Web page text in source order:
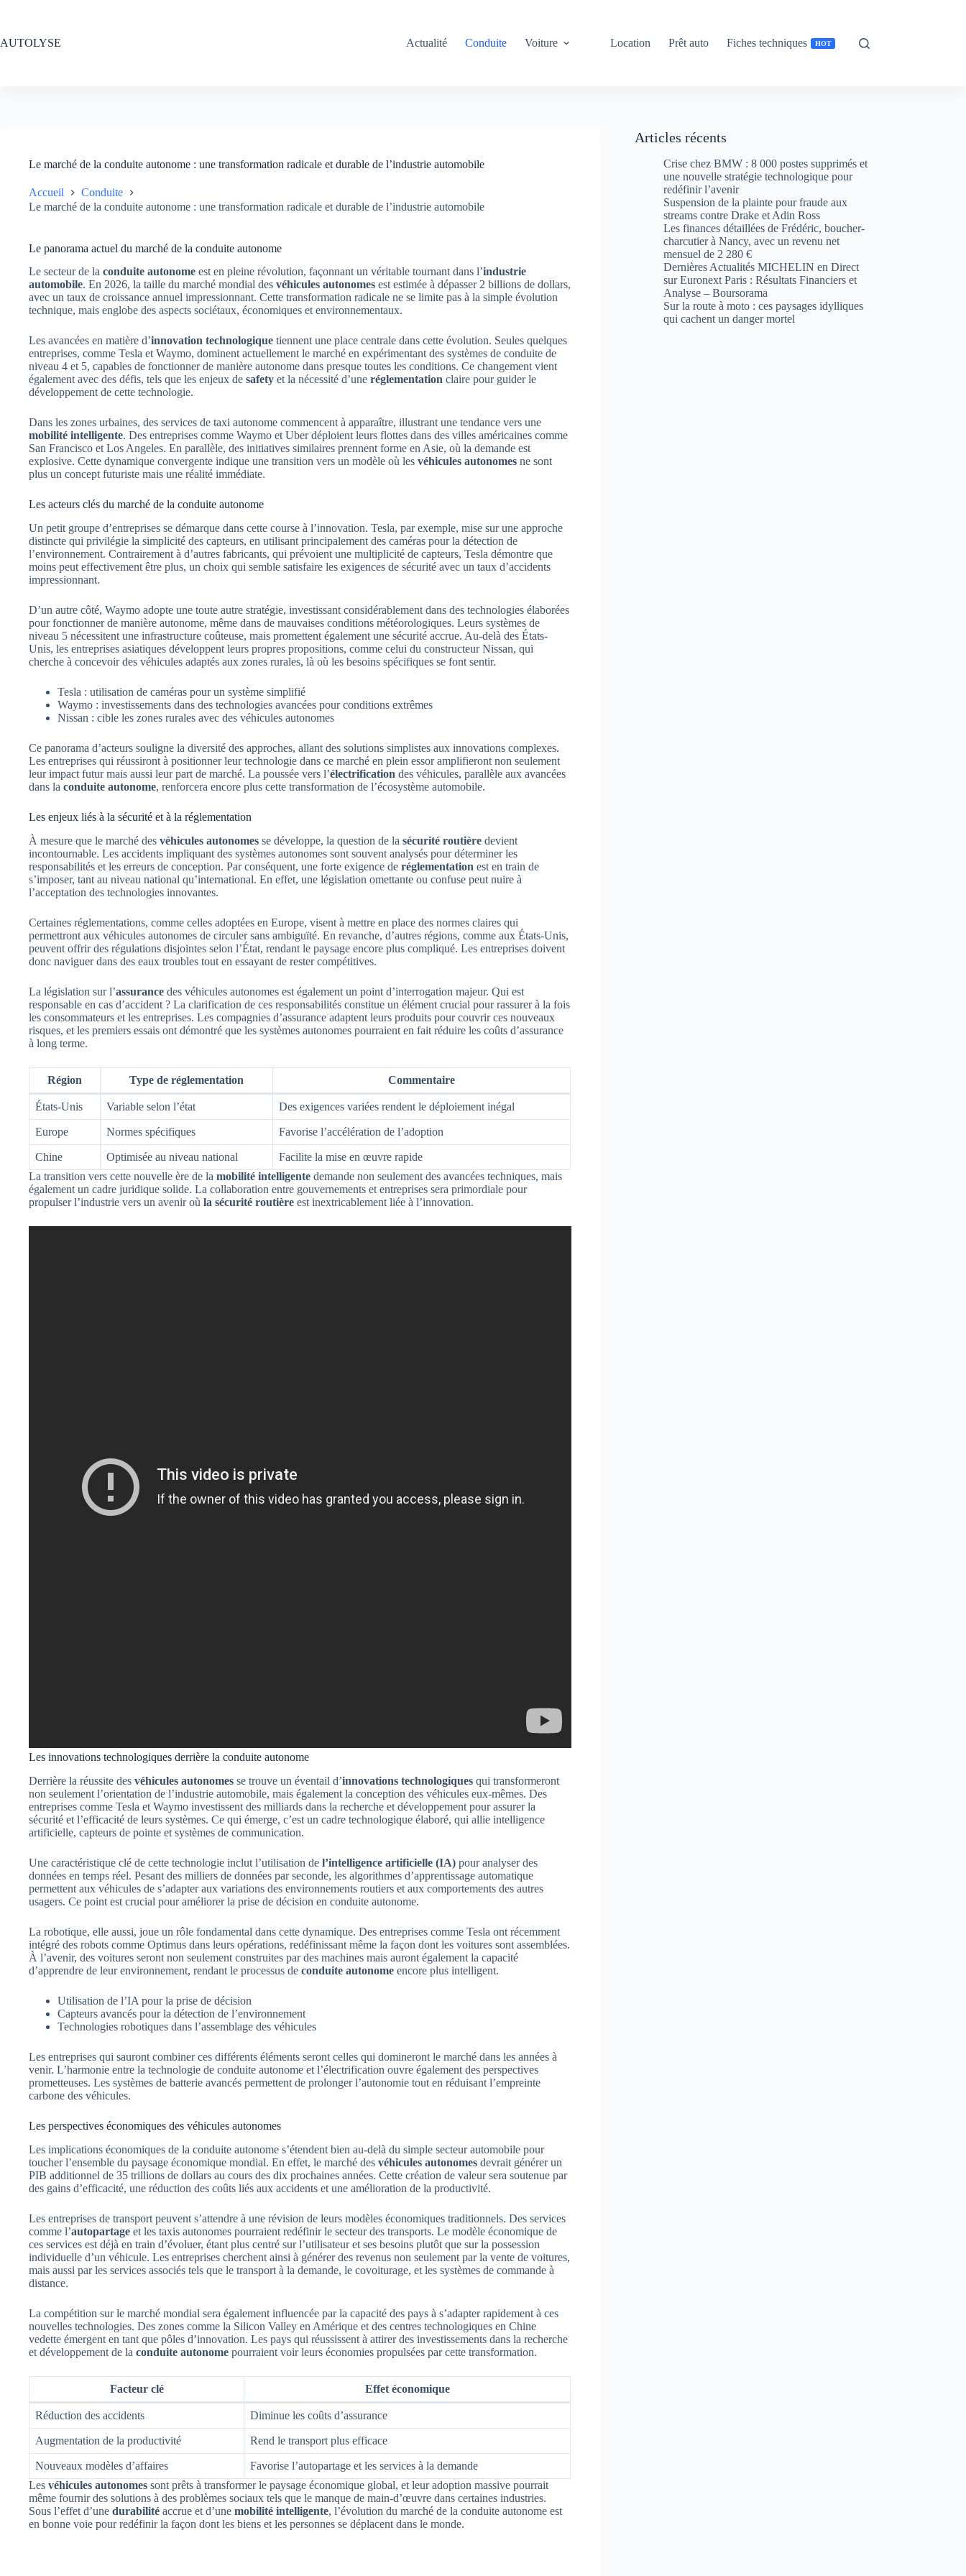
AUTOLYSE
Actualité Conduite Voiture Location Prêt auto Fiches techniques HOT
Le marché de la conduite autonome : une transformation radicale et durable de l’industrie automobile
Accueil
Conduite
Le marché de la conduite autonome : une transformation radicale et durable de l’industrie automobile
Le panorama actuel du marché de la conduite autonome
Le secteur de la conduite autonome est en pleine révolution, façonnant un véritable tournant dans l’industrie
automobile. En 2026, la taille du marché mondial des véhicules autonomes est estimée à dépasser 2 billions de dollars,
avec un taux de croissance annuel impressionnant. Cette transformation radicale ne se limite pas à la simple évolution
technique, mais englobe des aspects sociétaux, économiques et environnementaux.
Les avancées en matière d’innovation technologique tiennent une place centrale dans cette évolution. Seules quelques
entreprises, comme Tesla et Waymo, dominent actuellement le marché en expérimentant des systèmes de conduite de
niveau 4 et 5, capables de fonctionner de manière autonome dans presque toutes les conditions. Ce changement vient
également avec des défis, tels que les enjeux de safety et la nécessité d’une réglementation claire pour guider le
développement de cette technologie.
Dans les zones urbaines, des services de taxi autonome commencent à apparaître, illustrant une tendance vers une
mobilité intelligente. Des entreprises comme Waymo et Uber déploient leurs flottes dans des villes américaines comme
San Francisco et Los Angeles. En parallèle, des initiatives similaires prennent forme en Asie, où la demande est
explosive. Cette dynamique convergente indique une transition vers un modèle où les véhicules autonomes ne sont
plus un concept futuriste mais une réalité immédiate.
Les acteurs clés du marché de la conduite autonome
Un petit groupe d’entreprises se démarque dans cette course à l’innovation. Tesla, par exemple, mise sur une approche
distincte qui privilégie la simplicité des capteurs, en utilisant principalement des caméras pour la détection de
l’environnement. Contrairement à d’autres fabricants, qui prévoient une multiplicité de capteurs, Tesla démontre que
moins peut effectivement être plus, un choix qui semble satisfaire les exigences de sécurité avec un taux d’accidents
impressionnant.
D’un autre côté, Waymo adopte une toute autre stratégie, investissant considérablement dans des technologies élaborées
pour fonctionner de manière autonome, même dans de mauvaises conditions météorologiques. Leurs systèmes de
niveau 5 nécessitent une infrastructure coûteuse, mais promettent également une sécurité accrue. Au-delà des États-
Unis, les entreprises asiatiques développent leurs propres propositions, comme celui du constructeur Nissan, qui
cherche à concevoir des véhicules adaptés aux zones rurales, là où les besoins spécifiques se font sentir.
Tesla : utilisation de caméras pour un système simplifié
Waymo : investissements dans des technologies avancées pour conditions extrêmes
Nissan : cible les zones rurales avec des véhicules autonomes
Ce panorama d’acteurs souligne la diversité des approches, allant des solutions simplistes aux innovations complexes.
Les entreprises qui réussiront à positionner leur technologie dans ce marché en plein essor amplifieront non seulement
leur impact futur mais aussi leur part de marché. La poussée vers l’électrification des véhicules, parallèle aux avancées
dans la conduite autonome, renforcera encore plus cette transformation de l’écosystème automobile.
Les enjeux liés à la sécurité et à la réglementation
À mesure que le marché des véhicules autonomes se développe, la question de la sécurité routière devient
incontournable. Les accidents impliquant des systèmes autonomes sont souvent analysés pour déterminer les
responsabilités et les erreurs de conception. Par conséquent, une forte exigence de réglementation est en train de
s’imposer, tant au niveau national qu’international. En effet, une législation omettante ou confuse peut nuire à
l’acceptation des technologies innovantes.
Certaines réglementations, comme celles adoptées en Europe, visent à mettre en place des normes claires qui
permettront aux véhicules autonomes de circuler sans ambiguïté. En revanche, d’autres régions, comme aux États-Unis,
peuvent offrir des régulations disjointes selon l’État, rendant le paysage encore plus compliqué. Les entreprises doivent
donc naviguer dans des eaux troubles tout en essayant de rester compétitives.
La législation sur l’assurance des véhicules autonomes est également un point d’interrogation majeur. Qui est
responsable en cas d’accident ? La clarification de ces responsabilités constitue un élément crucial pour rassurer à la fois
les consommateurs et les entreprises. Les compagnies d’assurance adaptent leurs produits pour couvrir ces nouveaux
risques, et les premiers essais ont démontré que les systèmes autonomes pourraient en fait réduire les coûts d’assurance
à long terme.
Région Type de réglementation Commentaire
États-Unis Variable selon l’état Des exigences variées rendent le déploiement inégal
Europe Normes spécifiques Favorise l’accélération de l’adoption
Chine Optimisée au niveau national
Facilite la mise en œuvre rapide
La transition vers cette nouvelle ère de la mobilité intelligente demande non seulement des avancées techniques, mais
également un cadre juridique solide. La collaboration entre gouvernements et entreprises sera primordiale pour
propulser l’industrie vers un avenir où la sécurité routière est inextricablement liée à l’innovation.
Les innovations technologiques derrière la conduite autonome
Derrière la réussite des véhicules autonomes se trouve un éventail d’innovations technologiques qui transformeront
non seulement l’orientation de l’industrie automobile, mais également la conception des véhicules eux-mêmes. Des
entreprises comme Tesla et Waymo investissent des milliards dans la recherche et développement pour assurer la
sécurité et l’efficacité de leurs systèmes. Ce qui émerge, c’est un cadre technologique élaboré, qui allie intelligence
artificielle, capteurs de pointe et systèmes de communication.
Une caractéristique clé de cette technologie inclut l’utilisation de l’intelligence artificielle (IA) pour analyser des
données en temps réel. Pesant des milliers de données par seconde, les algorithmes d’apprentissage automatique
permettent aux véhicules de s’adapter aux variations des environnements routiers et aux comportements des autres
usagers. Ce point est crucial pour améliorer la prise de décision en conduite autonome.
La robotique, elle aussi, joue un rôle fondamental dans cette dynamique. Des entreprises comme Tesla ont récemment
intégré des robots comme Optimus dans leurs opérations, redéfinissant même la façon dont les voitures sont assemblées.
À l’avenir, des voitures seront non seulement construites par des machines mais auront également la capacité
d’apprendre de leur environnement, rendant le processus de conduite autonome encore plus intelligent.
Utilisation de l’IA pour la prise de décision
Capteurs avancés pour la détection de l’environnement
Technologies robotiques dans l’assemblage des véhicules
Les entreprises qui sauront combiner ces différents éléments seront celles qui domineront le marché dans les années à
venir. L’harmonie entre la technologie de conduite autonome et l’électrification ouvre également des perspectives
prometteuses. Les systèmes de batterie avancés permettent de prolonger l’autonomie tout en réduisant l’empreinte
carbone des véhicules.
Les perspectives économiques des véhicules autonomes
Les implications économiques de la conduite autonome s’étendent bien au-delà du simple secteur automobile pour
toucher l’ensemble du paysage économique mondial. En effet, le marché des véhicules autonomes devrait générer un
PIB additionnel de 35 trillions de dollars au cours des dix prochaines années. Cette création de valeur sera soutenue par
des gains d’efficacité, une réduction des coûts liés aux accidents et une amélioration de la productivité.
Les entreprises de transport peuvent s’attendre à une révision de leurs modèles économiques traditionnels. Des services
comme l’autopartage et les taxis autonomes pourraient redéfinir le secteur des transports. Le modèle économique de
ces services est déjà en train d’évoluer, étant plus centré sur l’utilisateur et ses besoins plutôt que sur la possession
individuelle d’un véhicule. Les entreprises cherchent ainsi à générer des revenus non seulement par la vente de voitures,
mais aussi par les services associés tels que le transport à la demande, le covoiturage, et les systèmes de commande à
distance.
La compétition sur le marché mondial sera également influencée par la capacité des pays à s’adapter rapidement à ces
nouvelles technologies. Des zones comme la Silicon Valley en Amérique et des centres technologiques en Chine
vedette émergent en tant que pôles d’innovation. Les pays qui réussissent à attirer des investissements dans la recherche
et développement de la conduite autonome pourraient voir leurs économies propulsées par cette transformation.
Facteur clé Effet économique
Réduction des accidents Diminue les coûts d’assurance
Augmentation de la productivité Rend le transport plus efficace
Nouveaux modèles d’affaires
Favorise l’autopartage et les services à la demande
Les véhicules autonomes sont prêts à transformer le paysage économique global, et leur adoption massive pourrait
même fournir des solutions à des problèmes sociaux tels que le manque de main-d’œuvre dans certaines industries.
Sous l’effet d’une durabilité accrue et d’une mobilité intelligente, l’évolution du marché de la conduite autonome est
en bonne voie pour redéfinir la façon dont les biens et les personnes se déplacent dans le monde.
Articles récents
Crise chez BMW : 8 000 postes supprimés et
une nouvelle stratégie technologique pour
redéfinir l’avenir
Suspension de la plainte pour fraude aux
streams contre Drake et Adin Ross
Les finances détaillées de Frédéric, boucher-
charcutier à Nancy, avec un revenu net
mensuel de 2 280 €
Dernières Actualités MICHELIN en Direct
sur Euronext Paris : Résultats Financiers et
Analyse – Boursorama
Sur la route à moto : ces paysages idylliques
qui cachent un danger mortel